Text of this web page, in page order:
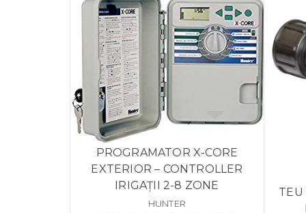
PROGRAMATOR X-CORE
EXTERIOR – CONTROLLER
IRIGAȚII 2-8 ZONE
HUNTER
TEU